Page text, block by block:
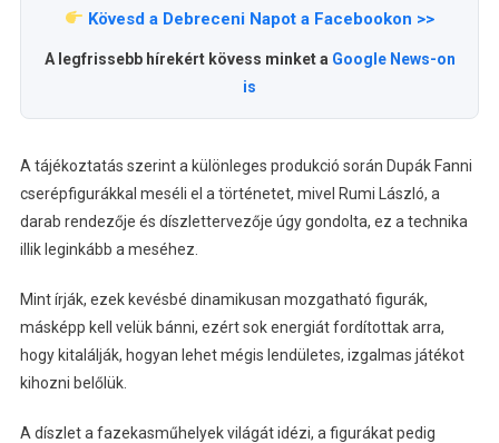
Kövesd a Debreceni Napot a Facebookon >>
A legfrissebb hírekért kövess minket a Google News-on
is
A tájékoztatás szerint a különleges produkció során Dupák Fanni
cserépfigurákkal meséli el a történetet, mivel Rumi László, a
darab rendezője és díszlettervezője úgy gondolta, ez a technika
illik leginkább a meséhez.
Mint írják, ezek kevésbé dinamikusan mozgatható figurák,
másképp kell velük bánni, ezért sok energiát fordítottak arra,
hogy kitalálják, hogyan lehet mégis lendületes, izgalmas játékot
kihozni belőlük.
A díszlet a fazekasműhelyek világát idézi, a figurákat pedig